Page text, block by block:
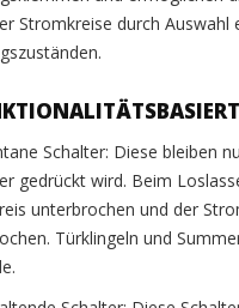
Stromkreise durch Auswahl
Schalter: Diese bleiben
gedrückt wird. Beim
unterbrochen und der
Türklingeln und